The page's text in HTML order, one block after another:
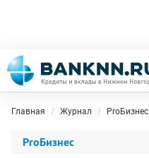
Главная Журнал ProБизнес
ProБизнес